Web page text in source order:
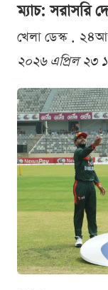
ম্যাচ: সরাসরি
খেলা ডেস্ক .
২০২৬ এপ্রিল ২৩